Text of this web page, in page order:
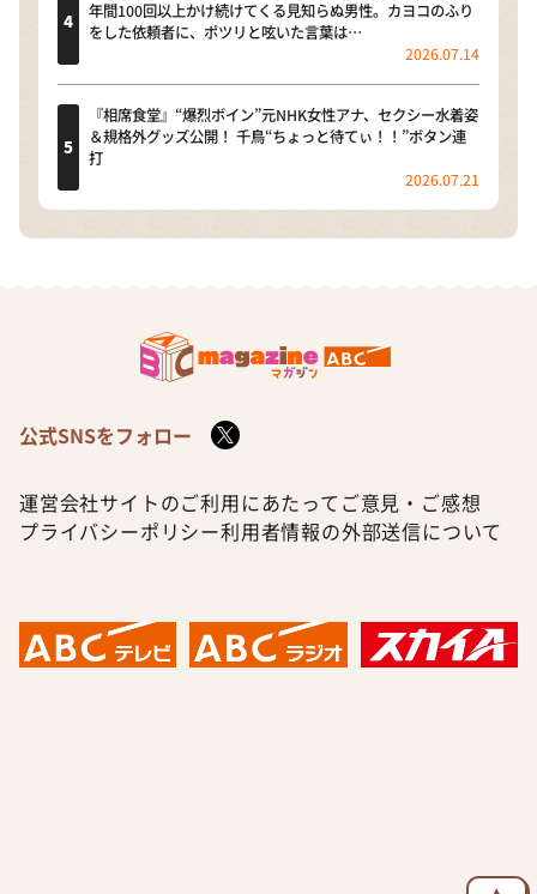
年間100回以上かけ続けてくる見知らぬ男性。カヨコのふり
をした依頼者に、ポツリと呟いた言葉は…
2026.07.14
『相席食堂』“爆烈ボイン”元NHK女性アナ、セクシー水着姿
＆規格外グッズ公開！ 千鳥“ちょっと待てぃ！！”ボタン連
打
2026.07.21
公式SNSをフォロー
運営会社サイトのご利用にあたって ご意見・ご感想
プライバシーポリシー利用者情報の外部送信について